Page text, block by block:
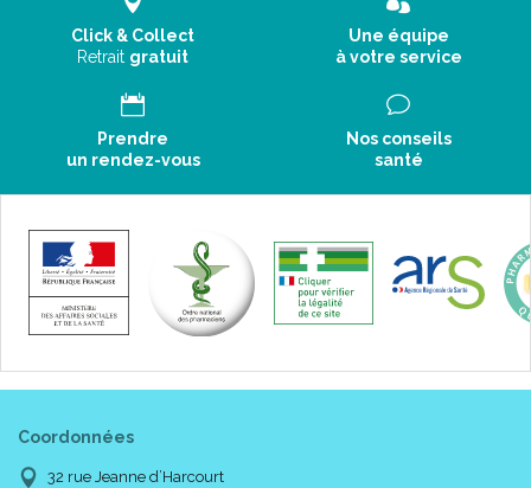
Click & Collect
Retrait gratuit
Une équipe
à votre service
Prendre
un rendez-vous
Nos conseils
santé
Coordonnées
32 rue Jeanne d’Harcourt